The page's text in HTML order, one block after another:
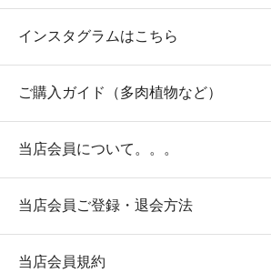
インスタグラムはこちら
ご購入ガイド（多肉植物など）
当店会員について。。。
当店会員ご登録・退会方法
当店会員規約